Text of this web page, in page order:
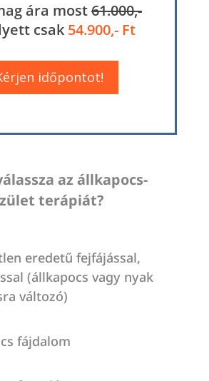
ára most61.000,-
csak 54.900,- Ft
időpontot!
az állkapocs-
terápiát?
eredetű fejfájással,
(állkapocs vagy nyak
változó)
fájdalom